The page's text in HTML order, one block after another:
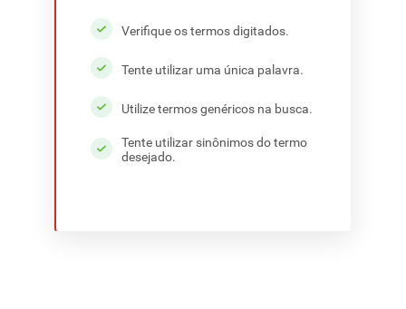
Verifique os termos digitados.
Tente utilizar uma única palavra.
Utilize termos genéricos na busca.
Tente utilizar sinônimos do termo
desejado.